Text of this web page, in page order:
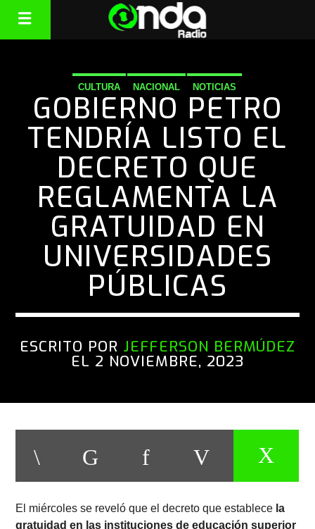
CULTURA NACIONAL NOTICIAS
GOBIERNO PETRO
TENDRÍA LISTO EL
DECRETO QUE
REGLAMENTA LA
GRATUIDAD EN
UNIVERSIDADES
PÚBLICAS
ESCRITO POR JEFFERSON BERMÚDEZ
EL 2 NOVIEMBRE, 2023
El miércoles se reveló que el decreto que establece la
gratuidad en las instituciones de educación superior